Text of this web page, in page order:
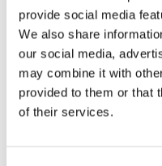
provide social media
We also share
our social media,
may combine it with
provided to them or that
of their services.
Kaartenmapje met env,
Butterflies, Geertje Aalders
€ 9,99